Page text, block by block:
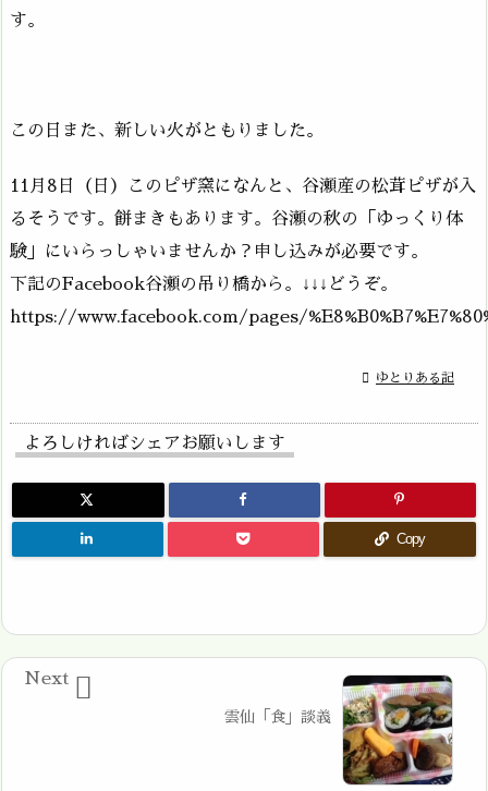
す。
この日また、新しい火がともりました。
11月8日（日）このピザ窯になんと、谷瀬産の松茸ピザが入
るそうです。餅まきもあります。谷瀬の秋の「ゆっくり体
験」にいらっしゃいませんか？申し込みが必要です。
下記のFacebook谷瀬の吊り橋から。↓↓↓どうぞ。
https://www.facebook.com/pages/
 ゆとりある記
よろしければシェアお願いします
Copy
雲仙「食」談義
Next